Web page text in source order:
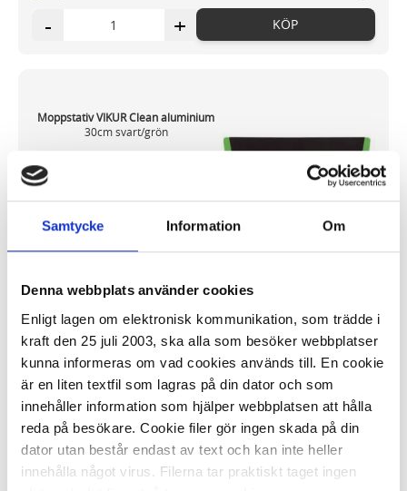
Samtycke Information Om
Denna webbplats använder cookies
Enligt lagen om elektronisk kommunikation, som trädde i
kraft den 25 juli 2003, ska alla som besöker webbplatser
kunna informeras om vad cookies används till. En cookie
är en liten textfil som lagras på din dator och som
innehåller information som hjälper webbplatsen att hålla
reda på besökare. Cookie filer gör ingen skada på din
dator utan består endast av text och kan inte heller
innehålla något virus. Filerna tar praktiskt taget ingen
- + KÖP
Moppstativ VIKUR Clean aluminium
30cm svart/grön
- + KÖP
Stativ Lifetime 30cm
93,68 kr/st